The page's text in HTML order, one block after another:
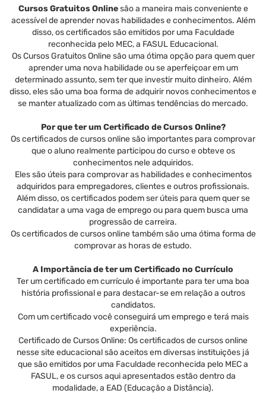
Cursos Gratuitos Onlinesão a maneira mais conveniente e
acessível de aprender novas habilidades e conhecimentos. Além
disso, os certificados são emitidos por uma Faculdade
reconhecida pelo MEC, a FASUL Educacional.
Os Cursos Gratuitos Online são uma ótima opção para quem quer
aprender uma nova habilidade ou se aperfeiçoar em um
determinado assunto, sem ter que investir muito dinheiro. Além
disso, eles são uma boa forma de adquirir novos conhecimentos e
se manter atualizado com as últimas tendências do mercado.
Por que ter um Certificado de Cursos Online?
Os certificados de cursos online são importantes para comprovar
que o aluno realmente participou do curso e obteve os
conhecimentos nele adquiridos.
Eles são úteis para comprovar as habilidades e conhecimentos
adquiridos para empregadores, clientes e outros profissionais.
Além disso, os certificados podem ser úteis para quem quer se
candidatar a uma vaga de emprego ou para quem busca uma
progressão de carreira.
Os certificados de cursos online também são uma ótima forma de
comprovar as horas de estudo.
A Importância de ter um Certificado no Currículo
Ter um certificado em currículo é importante para ter uma boa
história profissional e para destacar-se em relação a outros
candidatos.
Com um certificado você conseguirá um emprego e terá mais
experiência.
Certificado de Cursos Online: Os certificados de cursos online
nesse site educacional são aceitos em diversas instituições já
que são emitidos por uma Faculdade reconhecida pelo MEC a
FASUL, e os cursos aqui apresentados estão dentro da
modalidade, a EAD (Educação a Distância).